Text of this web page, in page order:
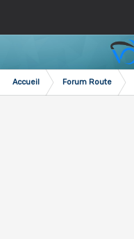
Accueil Forum Route